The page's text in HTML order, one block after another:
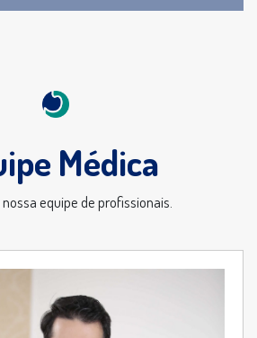
Médica
equipe de profissionais.